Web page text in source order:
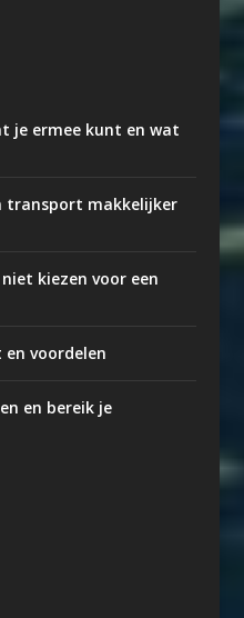
je ermee kunt en wat
transport makkelijker
kiezen voor een
voordelen
en bereik je